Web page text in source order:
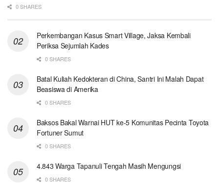
0 SHARES
Perkembangan Kasus Smart Village, Jaksa Kembali
Periksa Sejumlah Kades
0 SHARES
Batal Kuliah Kedokteran di China, Santri Ini Malah Dapat
Beasiswa di Amerika
0 SHARES
Baksos Bakal Warnai HUT ke-5 Komunitas Pecinta Toyota
Fortuner Sumut
0 SHARES
4.843 Warga Tapanuli Tengah Masih Mengungsi
0 SHARES